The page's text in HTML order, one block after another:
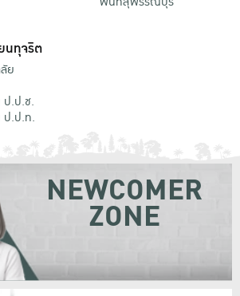
นทุจริต
ย
ป.ป.ช.
ป.ป.ท.
NEWCOMER
ZONE